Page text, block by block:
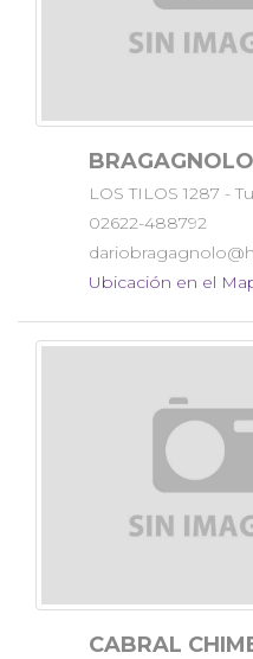
LOS TILOS 1287 -
02622-488792
Ubicación en el
CABRAL